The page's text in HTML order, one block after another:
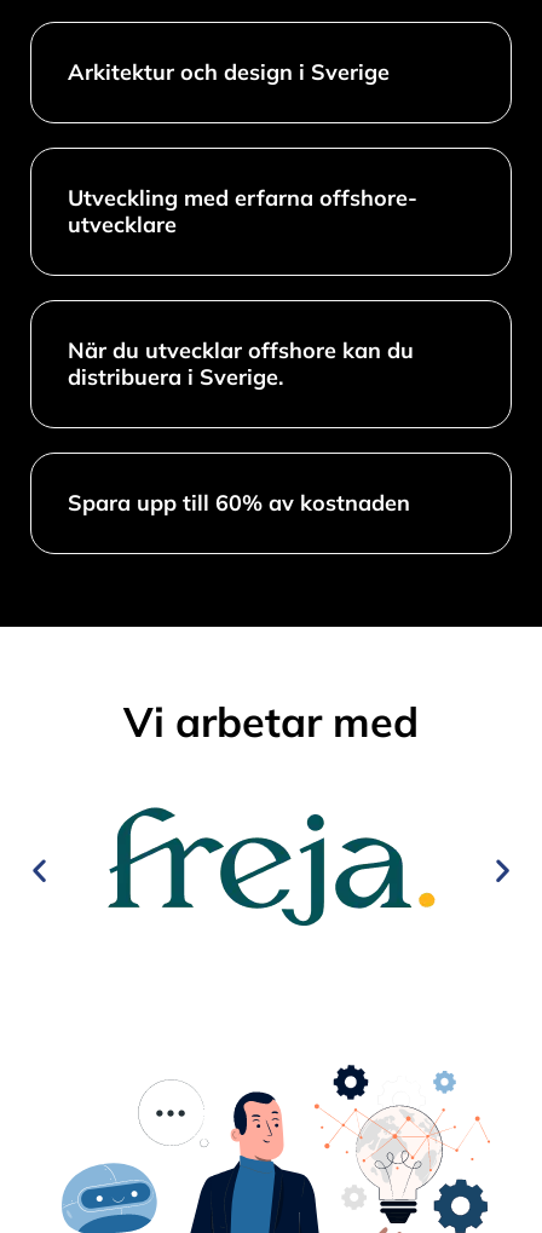
Arkitektur och design i Sverige​
Utveckling med erfarna offshore-
utvecklare
När du utvecklar offshore kan du
distribuera i Sverige.
Spara upp till 60% av kostnaden
Vi arbetar med